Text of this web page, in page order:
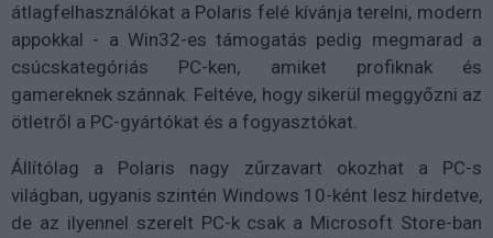
átlagfelhasználókat a Polaris felé kívánja terelni, modern
appokkal - a Win32-es támogatás pedig megmarad a
csúcskategóriás PC-ken, amiket profiknak és
gamereknek szánnak. Feltéve, hogy sikerül meggyőzni az
ötletről a PC-gyártókat és a fogyasztókat.
Állítólag a Polaris nagy zűrzavart okozhat a PC-s
világban, ugyanis szintén Windows 10-ként lesz hirdetve,
de az ilyennel szerelt PC-k csak a Microsoft Store-ban